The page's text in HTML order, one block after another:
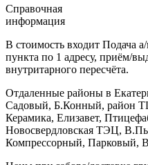
Справочная
информация
В стоимость входит Подача
пункта по 1 адресу, приём/
внутритарного пересчёта.
Отдаленные районы в
Садовый, Б.Конный, район
Керамика, Елизавет,
Новосвердловская ТЭЦ,
Компрессорный, Парковый,